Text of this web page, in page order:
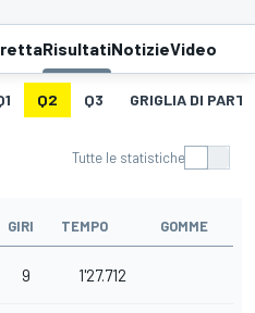
RisultatiNotizieVideo
Q2 Q3 GRIGLIA DI
Tutte le statistiche
GIRI TEMPO GOMME
9 1'27.712